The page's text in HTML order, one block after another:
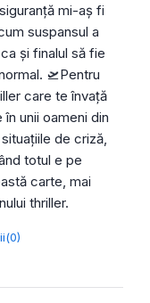
mi-aș fi
suspansul a
și finalul să fie
🛫Pentru
care te învață
unii oameni din
de criză,
totul e pe
carte, mai
thriller.